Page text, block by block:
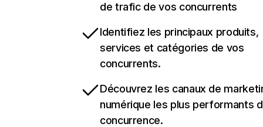
de trafic de vos concurrents
Identifiez les principaux produits,
services et catégories de vos
concurrents.
Découvrez les canaux de
numérique les plus performants
concurrence.